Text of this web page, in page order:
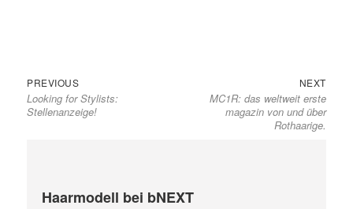
Beitragsnavigation
PREVIOUSPrevious
post:
Looking for Stylists:
Stellenanzeige!
NEXTNext
post:
MC1R: das weltweit erste
magazin von und über
Rothaarige.
Haarmodell bei bNEXT